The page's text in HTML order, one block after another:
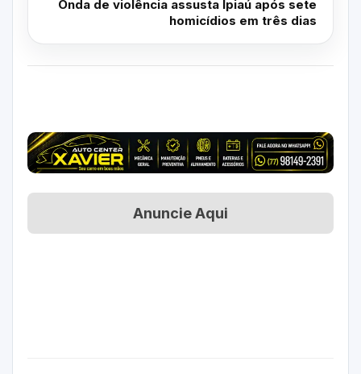
Onda de violência assusta Ipiaú após sete
homicídios em três dias
Anuncie Aqui